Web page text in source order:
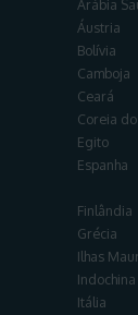
Arábia
Áustria
Bolívia
Camboja
Ceará
Coreia do
Egito
Espanha
Finlândia
Grécia
Ilhas
Indochina
Itália